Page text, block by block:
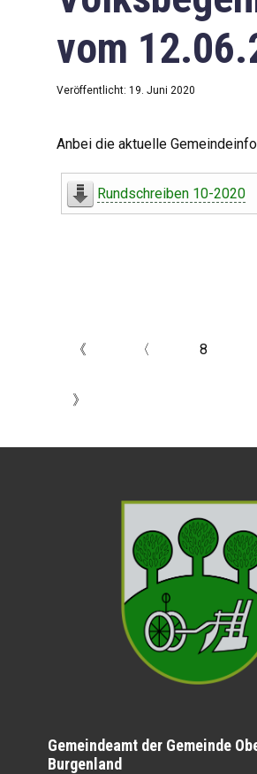
vom
Veröffentlicht: 19. Juni 2020
Anbei die aktuelle
Rundschreiben 10-2020
《 〈 8
》
Gemeindeamt der Gemeinde
Burgenland